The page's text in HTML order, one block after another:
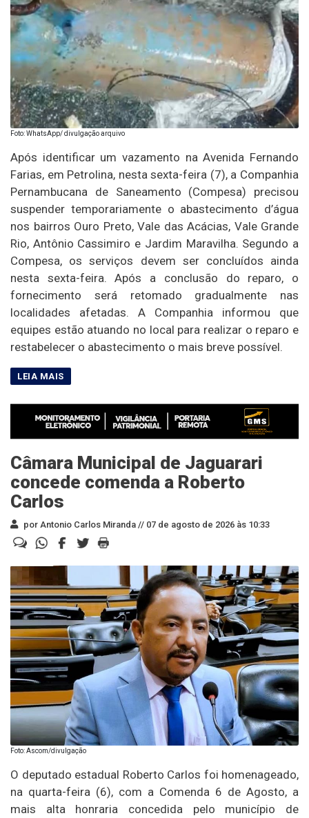
Foto: WhatsApp/ divulgação arquivo
Após identificar um vazamento na Avenida Fernando
Farias, em Petrolina, nesta sexta-feira (7), a Companhia
Pernambucana de Saneamento (Compesa) precisou
suspender temporariamente o abastecimento d’água
nos bairros Ouro Preto, Vale das Acácias, Vale Grande
Rio, Antônio Cassimiro e Jardim Maravilha. Segundo a
Compesa, os serviços devem ser concluídos ainda
nesta sexta-feira. Após a conclusão do reparo, o
fornecimento será retomado gradualmente nas
localidades afetadas. A Companhia informou que
equipes estão atuando no local para realizar o reparo e
restabelecer o abastecimento o mais breve possível.
Câmara Municipal de Jaguarari
concede comenda a Roberto
Carlos
por Antonio Carlos Miranda // 07 de agosto de 2026 às 10:33
Foto: Ascom/divulgação
O deputado estadual Roberto Carlos foi homenageado,
na quarta-feira (6), com a Comenda 6 de Agosto, a
mais alta honraria concedida pelo município de